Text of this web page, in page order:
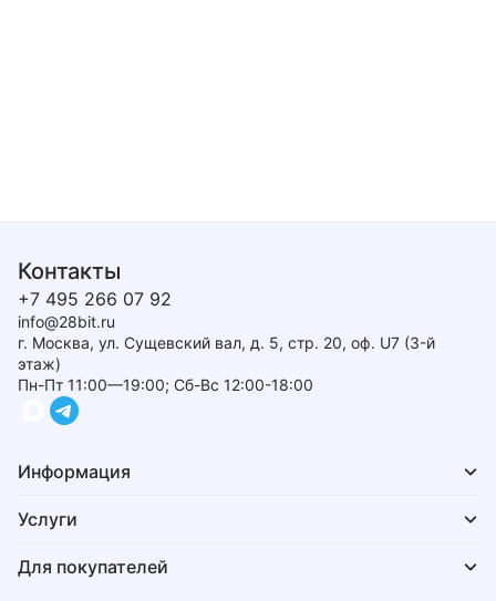
Контакты
+7 495 266 07 92
info@28bit.ru
г. Москва, ул. Сущевский вал, д. 5, стр. 20, оф. U7 (3-й
этаж)
Пн-Пт 11:00—19:00; Сб-Вс 12:00-18:00
Информация
Услуги
Для покупателей